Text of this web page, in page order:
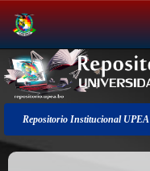
Salir
de
la
navegación
Repositorio Institucional UPEA